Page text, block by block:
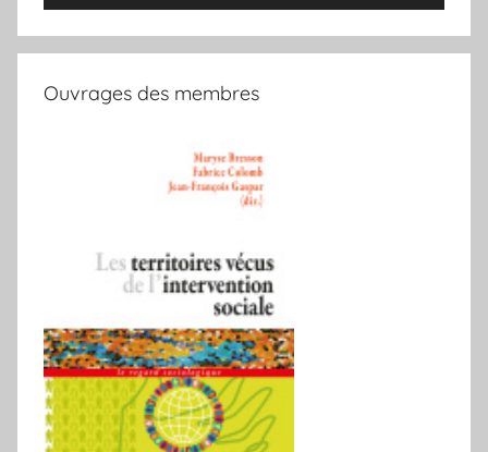
Ouvrages des membres